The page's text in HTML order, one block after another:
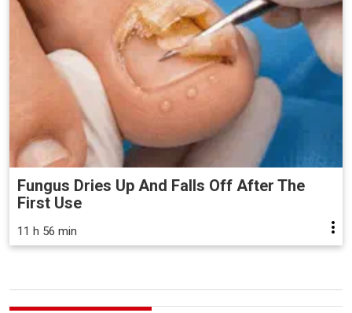
Fungus Dries Up And Falls Off After The
First Use
11 h 56 min